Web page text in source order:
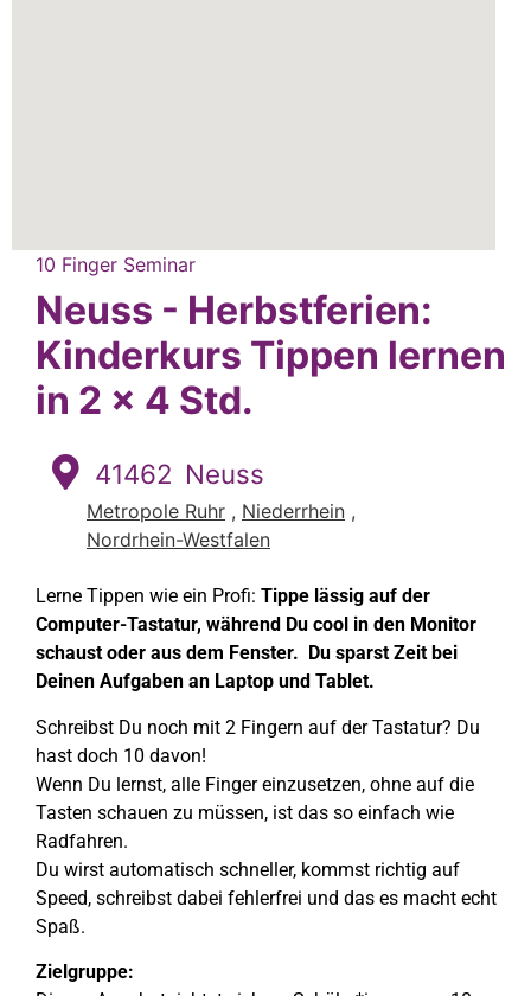
10 Finger Seminar
Neuss - Herbstferien:
Kinderkurs Tippen lernen
in 2 x 4 Std.
41462 Neuss
Metropole Ruhr , Niederrhein ,
Nordrhein-Westfalen
Lerne Tippen wie ein Profi: Tippe lässig auf der
Computer-Tastatur, während Du cool in den Monitor
schaust oder aus dem Fenster. Du sparst Zeit bei
Deinen Aufgaben an Laptop und Tablet.
Schreibst Du noch mit 2 Fingern auf der Tastatur? Du
hast doch 10 davon!
Wenn Du lernst, alle Finger einzusetzen, ohne auf die
Tasten schauen zu müssen, ist das so einfach wie
Radfahren.
Du wirst automatisch schneller, kommst richtig auf
Speed, schreibst dabei fehlerfrei und das es macht echt
Spaß.
Zielgruppe: